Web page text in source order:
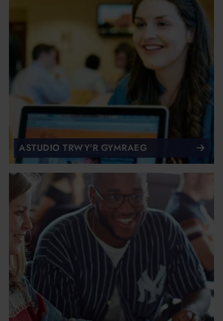
ASTUDIO TRWY'R GYMRAEG